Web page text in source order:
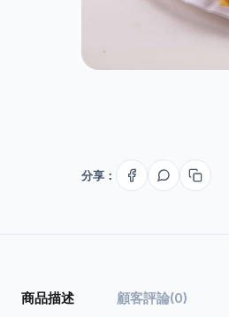
分享：
商品描述 顧客評論(0)